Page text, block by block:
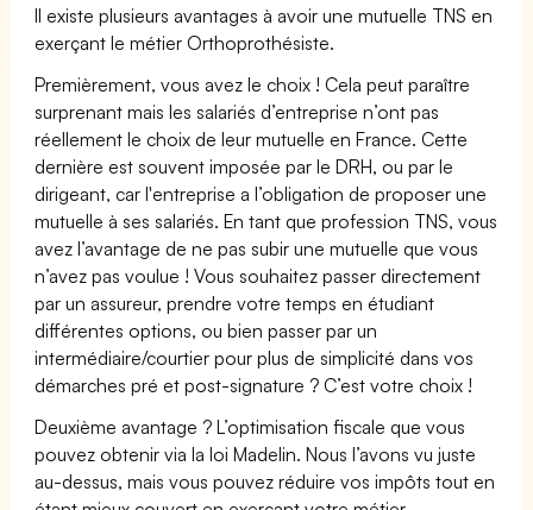
Il existe plusieurs avantages à avoir une mutuelle TNS en
exerçant le métier Orthoprothésiste.
Premièrement, vous avez le choix ! Cela peut paraître
surprenant mais les salariés d’entreprise n’ont pas
réellement le choix de leur mutuelle en France. Cette
dernière est souvent imposée par le DRH, ou par le
dirigeant, car l'entreprise a l’obligation de proposer une
mutuelle à ses salariés. En tant que profession TNS, vous
avez l’avantage de ne pas subir une mutuelle que vous
n’avez pas voulue ! Vous souhaitez passer directement
par un assureur, prendre votre temps en étudiant
différentes options, ou bien passer par un
intermédiaire/courtier pour plus de simplicité dans vos
démarches pré et post-signature ? C’est votre choix !
Deuxième avantage ? L’optimisation fiscale que vous
pouvez obtenir via la loi Madelin. Nous l’avons vu juste
au-dessus, mais vous pouvez réduire vos impôts tout en